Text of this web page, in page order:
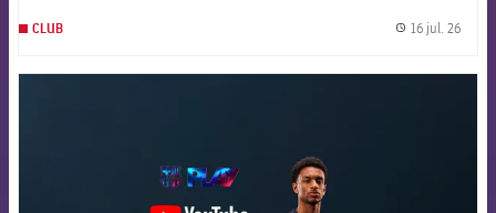
CLUB 16 jul. 26